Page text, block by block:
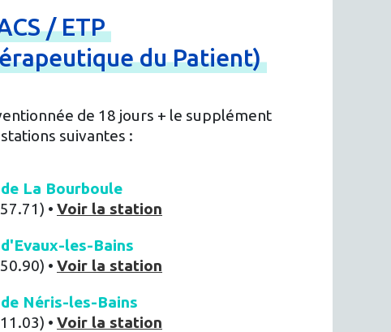
/ETP
duPatient)
de 18 jours + le supplément
suivantes :
La Bourboule
•Voir la station
les-Bains
•Voir la station
Néris-les-Bains
•Voir la station